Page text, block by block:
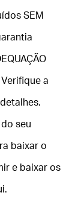
SEM
Verifique a
seu
baixar o
e baixar os
.